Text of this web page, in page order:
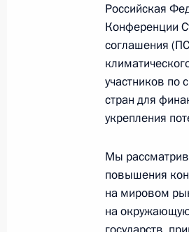
по
28 ноября 2017
24 ноября
года»
24 ноября 2017
Российская
Конференции
соглашения
участников по
стран для
укрепления
Мы
повышения
на мировом
на окружающую